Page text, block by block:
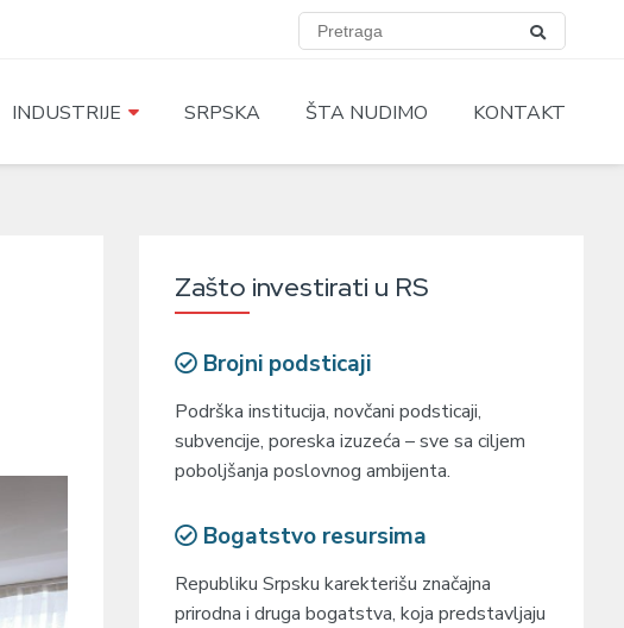
INDUSTRIJE SRPSKA ŠTA NUDIMO KONTAKT
Zašto investirati u RS
Brojni podsticaji
Podrška institucija, novčani podsticaji,
subvencije, poreska izuzeća – sve sa ciljem
poboljšanja poslovnog ambijenta.
Bogatstvo resursima
Republiku Srpsku karekterišu značajna
prirodna i druga bogatstva, koja predstavljaju